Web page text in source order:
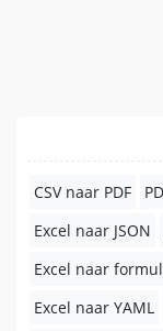
CSV naar PDF
Excel naar JSON
Excel naar
Excel naar YAML